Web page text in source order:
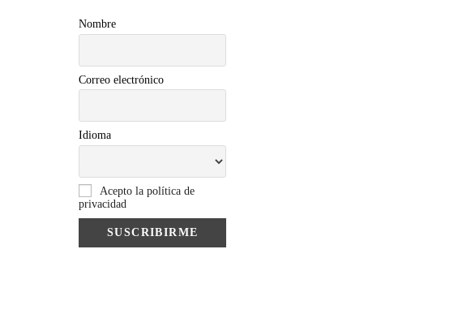
Nombre
Correo electrónico
Idioma
Acepto la política de
privacidad